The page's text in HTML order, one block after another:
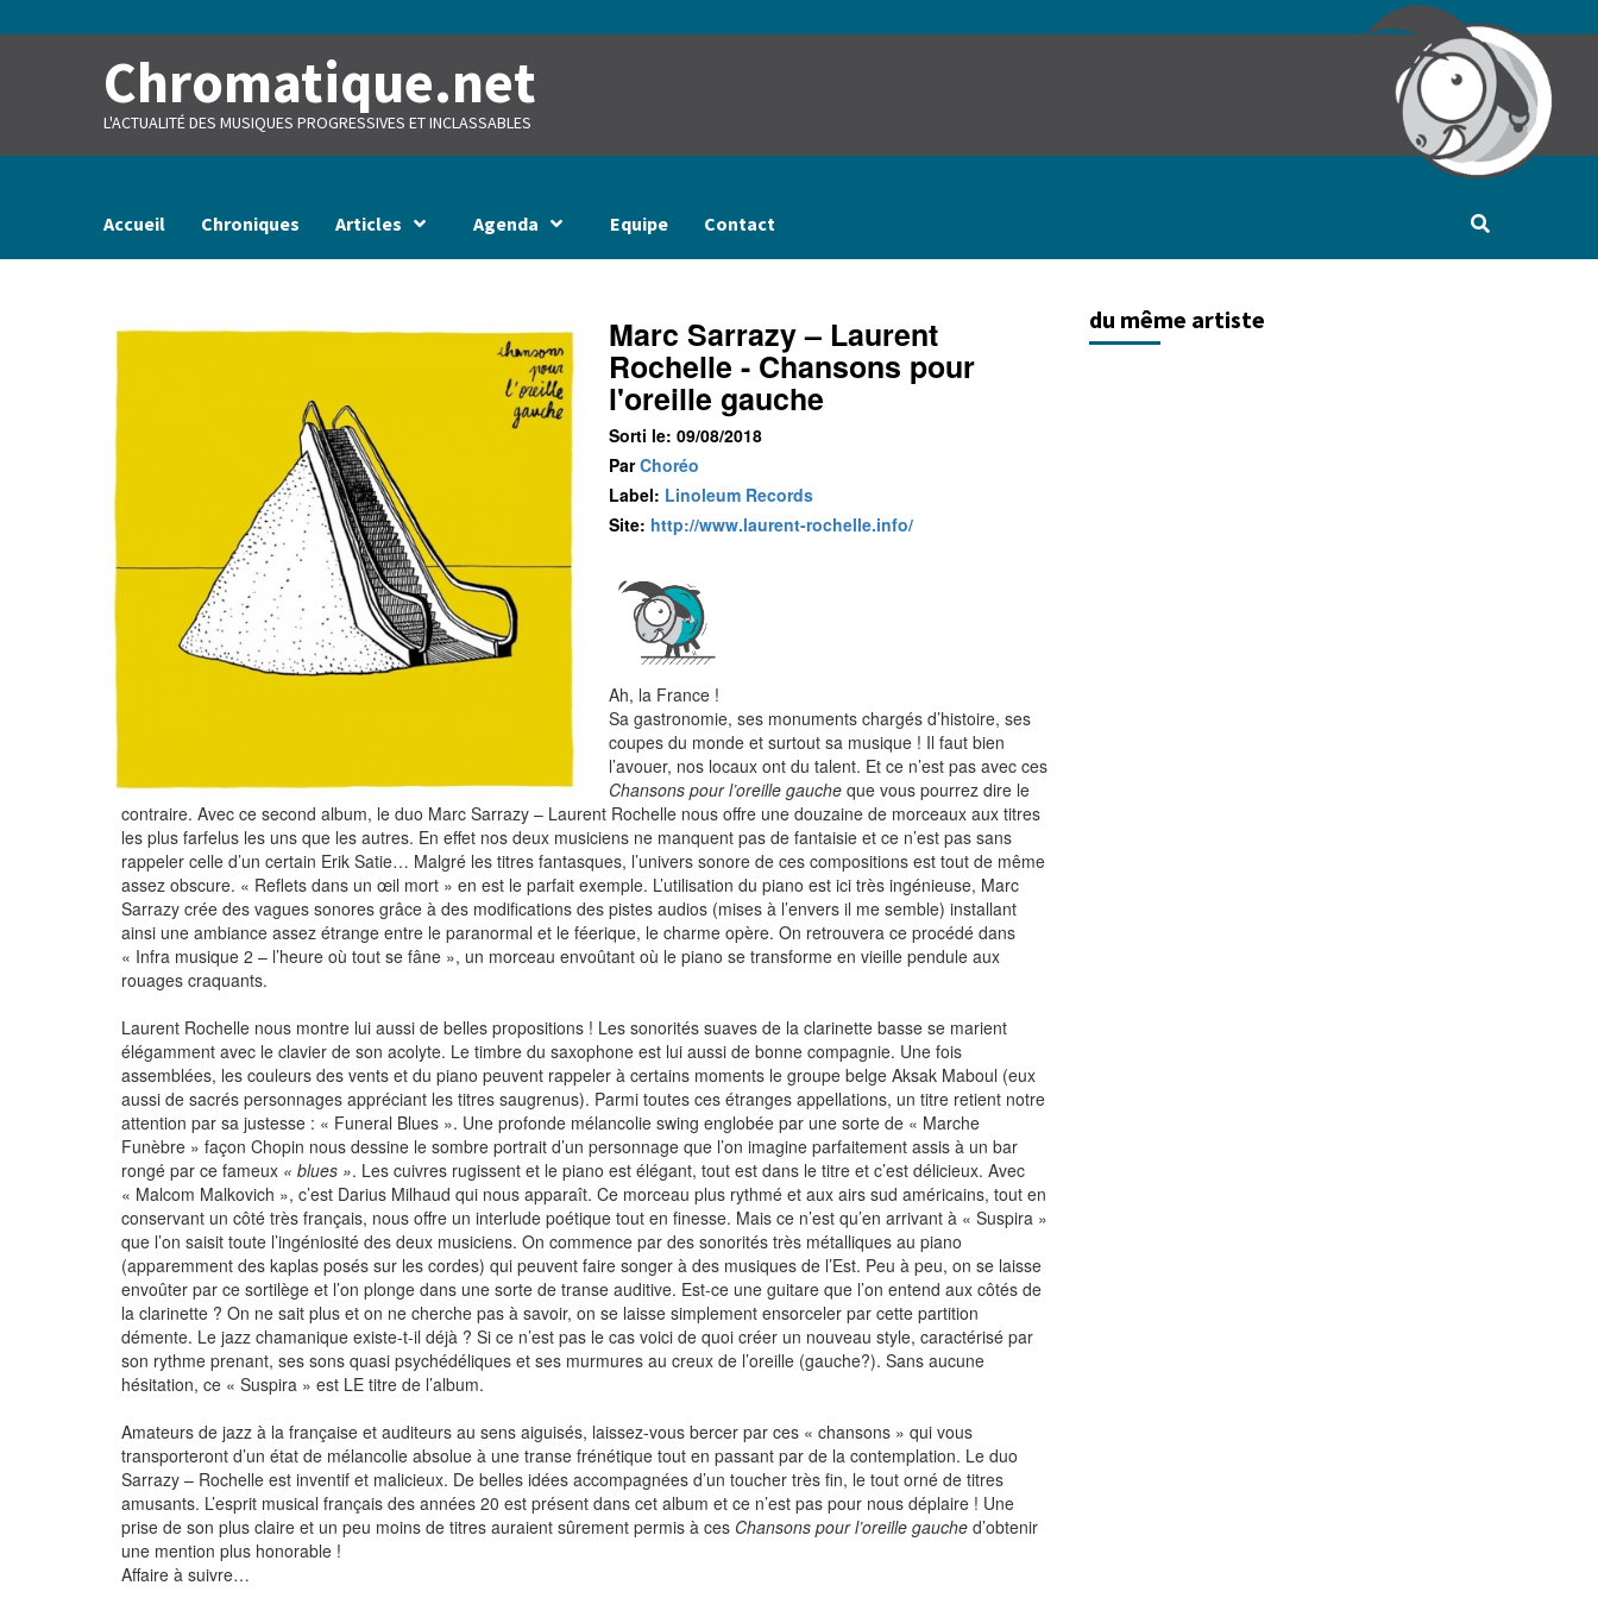
to
Chromatique.net
L'ACTUALITÉ DES MUSIQUES PROGRESSIVES ET INCLASSABLES
Accueil Chroniques Articles Agenda Equipe Contact
Marc Sarrazy – Laurent
Rochelle - Chansons pour
l'oreille gauche
Sorti le: 09/08/2018
ParChoréo
Label: Linoleum Records
Site: http://www.laurent-rochelle.info/
Ah, la France !
Sa gastronomie, ses monuments chargés d’histoire, ses
coupes du monde et surtout sa musique ! Il faut bien
l’avouer, nos locaux ont du talent. Et ce n’est pas avec ces
Chansons pour l’oreille gauche que vous pourrez dire le
contraire. Avec ce second album, le duo Marc Sarrazy – Laurent Rochelle nous offre une douzaine de morceaux aux titres
les plus farfelus les uns que les autres. En effet nos deux musiciens ne manquent pas de fantaisie et ce n’est pas sans
rappeler celle d’un certain Erik Satie… Malgré les titres fantasques, l’univers sonore de ces compositions est tout de même
assez obscure. « Reflets dans un œil mort » en est le parfait exemple. L’utilisation du piano est ici très ingénieuse, Marc
Sarrazy crée des vagues sonores grâce à des modifications des pistes audios (mises à l’envers il me semble) installant
ainsi une ambiance assez étrange entre le paranormal et le féerique, le charme opère. On retrouvera ce procédé dans
« Infra musique 2 – l’heure où tout se fâne », un morceau envoûtant où le piano se transforme en vieille pendule aux
rouages craquants.
Laurent Rochelle nous montre lui aussi de belles propositions ! Les sonorités suaves de la clarinette basse se marient
élégamment avec le clavier de son acolyte. Le timbre du saxophone est lui aussi de bonne compagnie. Une fois
assemblées, les couleurs des vents et du piano peuvent rappeler à certains moments le groupe belge Aksak Maboul (eux
aussi de sacrés personnages appréciant les titres saugrenus). Parmi toutes ces étranges appellations, un titre retient notre
attention par sa justesse : « Funeral Blues ». Une profonde mélancolie swing englobée par une sorte de « Marche
Funèbre » façon Chopin nous dessine le sombre portrait d’un personnage que l’on imagine parfaitement assis à un bar
rongé par ce fameux « blues ». Les cuivres rugissent et le piano est élégant, tout est dans le titre et c’est délicieux. Avec
« Malcom Malkovich », c’est Darius Milhaud qui nous apparaît. Ce morceau plus rythmé et aux airs sud américains, tout en
conservant un côté très français, nous offre un interlude poétique tout en finesse. Mais ce n’est qu’en arrivant à « Suspira »
que l’on saisit toute l’ingéniosité des deux musiciens. On commence par des sonorités très métalliques au piano
(apparemment des kaplas posés sur les cordes) qui peuvent faire songer à des musiques de l’Est. Peu à peu, on se laisse
envoûter par ce sortilège et l’on plonge dans une sorte de transe auditive. Est-ce une guitare que l’on entend aux côtés de
la clarinette ? On ne sait plus et on ne cherche pas à savoir, on se laisse simplement ensorceler par cette partition
démente. Le jazz chamanique existe-t-il déjà ? Si ce n’est pas le cas voici de quoi créer un nouveau style, caractérisé par
son rythme prenant, ses sons quasi psychédéliques et ses murmures au creux de l’oreille (gauche?). Sans aucune
hésitation, ce « Suspira » est LE titre de l’album.
Amateurs de jazz à la française et auditeurs au sens aiguisés, laissez-vous bercer par ces « chansons » qui vous
transporteront d’un état de mélancolie absolue à une transe frénétique tout en passant par de la contemplation. Le duo
Sarrazy – Rochelle est inventif et malicieux. De belles idées accompagnées d’un toucher très fin, le tout orné de titres
amusants. L’esprit musical français des années 20 est présent dans cet album et ce n’est pas pour nous déplaire ! Une
prise de son plus claire et un peu moins de titres auraient sûrement permis à ces Chansons pour l’oreille gauche d’obtenir
une mention plus honorable !
Affaire à suivre…
du même artiste